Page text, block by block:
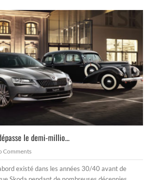
le demi-millio...
Comments
existé dans les années 30/40 avant de